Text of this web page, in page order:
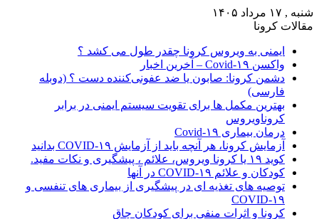
شنبه , ۱۷ مرداد ۱۴۰۵
مقالات کرونا
ایمنی به ویروس کرونا چقدر طول می کشد ؟
واکسن Covid-۱۹ – آخرین اخبار
دشمن کرونا: صابون یا ضد عفونی‌کننده دست ؟ (دوبله
فارسی)
بهترین مکمل ها برای تقویت سیستم ایمنی در برابر
کروناویروس
درمان بیماری Covid-۱۹
آزمایش کرونا، هر آنچه باید از آزمایش COVID-۱۹ بدانید
کوید ۱۹ یا کرونا ویروس، علائم ، پیشگیری و نکات مفید.
کودکان و علائم COVID-۱۹ در آنها
توصیه های تغذیه ای در پیشگیری از بیماری های تنفسی و
COVID-۱۹
کرونا و اثرات منفی برای کودکان چاق